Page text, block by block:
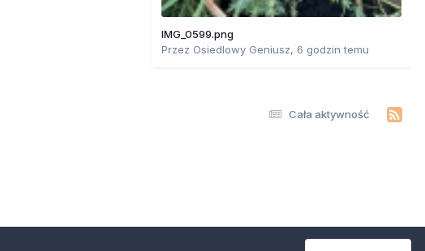
IMG_0599.png
Przez Osiedlowy Geniusz, 6 godzin temu
Cała aktywność